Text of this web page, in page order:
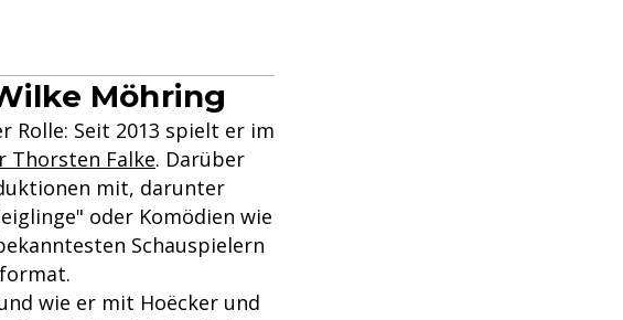
Möhring
Rolle: Seit 2013 spielt er im
Thorsten Falke. Darüber
mit, darunter
oder Komödien wie
Schauspielern
wie er mit Hoëcker und